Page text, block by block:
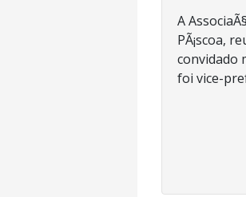
A
PÃ¡scoa,
convidado
foi vice-